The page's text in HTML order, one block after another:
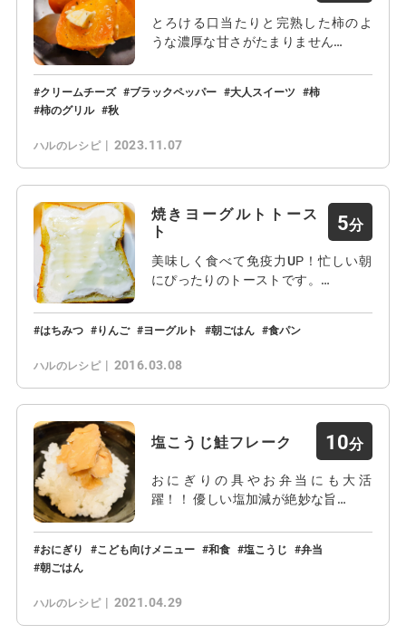
とろける口当たりと完熟した柿のよ
うな濃厚な甘さがたまりません…
クリームチーズ ブラックペッパー 大人スイーツ
柿
柿のグリル
秋
ハルのレシピ 2023.11.07
焼きヨーグルトトース
ト
5
美味しく食べて免疫力UP！忙しい朝
にぴったりのトーストです。…
はちみつ りんご ヨーグルト 朝ごはん 食パン
ハルのレシピ 2016.03.08
塩こうじ鮭フレーク 10
おにぎりの具やお弁当にも大活
躍！！ 優しい塩加減が絶妙な旨…
おにぎり こども向けメニュー 和食 塩こうじ
弁当
朝ごはん
ハルのレシピ 2021.04.29